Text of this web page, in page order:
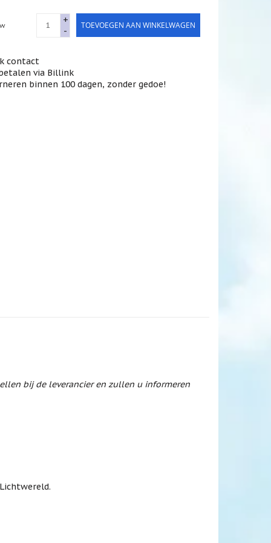
+
-
TOEVOEGEN AAN WINKELWAGEN
contact
via Billink
binnen 100 dagen, zonder gedoe!
bij de leverancier en zullen u informeren